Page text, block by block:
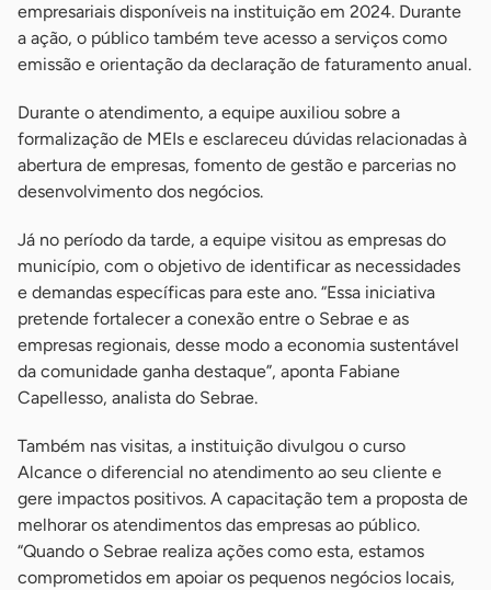
empresariais disponíveis na instituição em 2024. Durante
a ação, o público também teve acesso a serviços como
emissão e orientação da declaração de faturamento anual.
Durante o atendimento, a equipe auxiliou sobre a
formalização de MEIs e esclareceu dúvidas relacionadas à
abertura de empresas, fomento de gestão e parcerias no
desenvolvimento dos negócios.
Já no período da tarde, a equipe visitou as empresas do
município, com o objetivo de identificar as necessidades
e demandas específicas para este ano. “Essa iniciativa
pretende fortalecer a conexão entre o Sebrae e as
empresas regionais, desse modo a economia sustentável
da comunidade ganha destaque”, aponta Fabiane
Capellesso, analista do Sebrae.
Também nas visitas, a instituição divulgou o curso
Alcance o diferencial no atendimento ao seu cliente e
gere impactos positivos. A capacitação tem a proposta de
melhorar os atendimentos das empresas ao público.
“Quando o Sebrae realiza ações como esta, estamos
comprometidos em apoiar os pequenos negócios locais,